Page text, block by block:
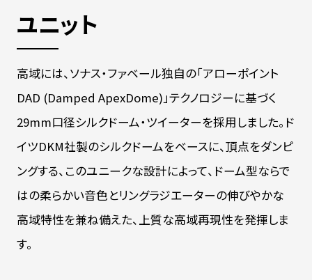
ユニット
高域には、ソナス・ファベール独自の「アローポイント
DAD (Damped ApexDome)」テクノロジーに基づく
29mm口径シルクドーム・ツイーターを採用しました。ド
イツDKM社製のシルクドームをベースに、頂点をダンピ
ングする、このユニークな設計によって、ドーム型ならで
はの柔らかい音色とリングラジエーターの伸びやかな
高域特性を兼ね備えた、上質な高域再現性を発揮しま
す。